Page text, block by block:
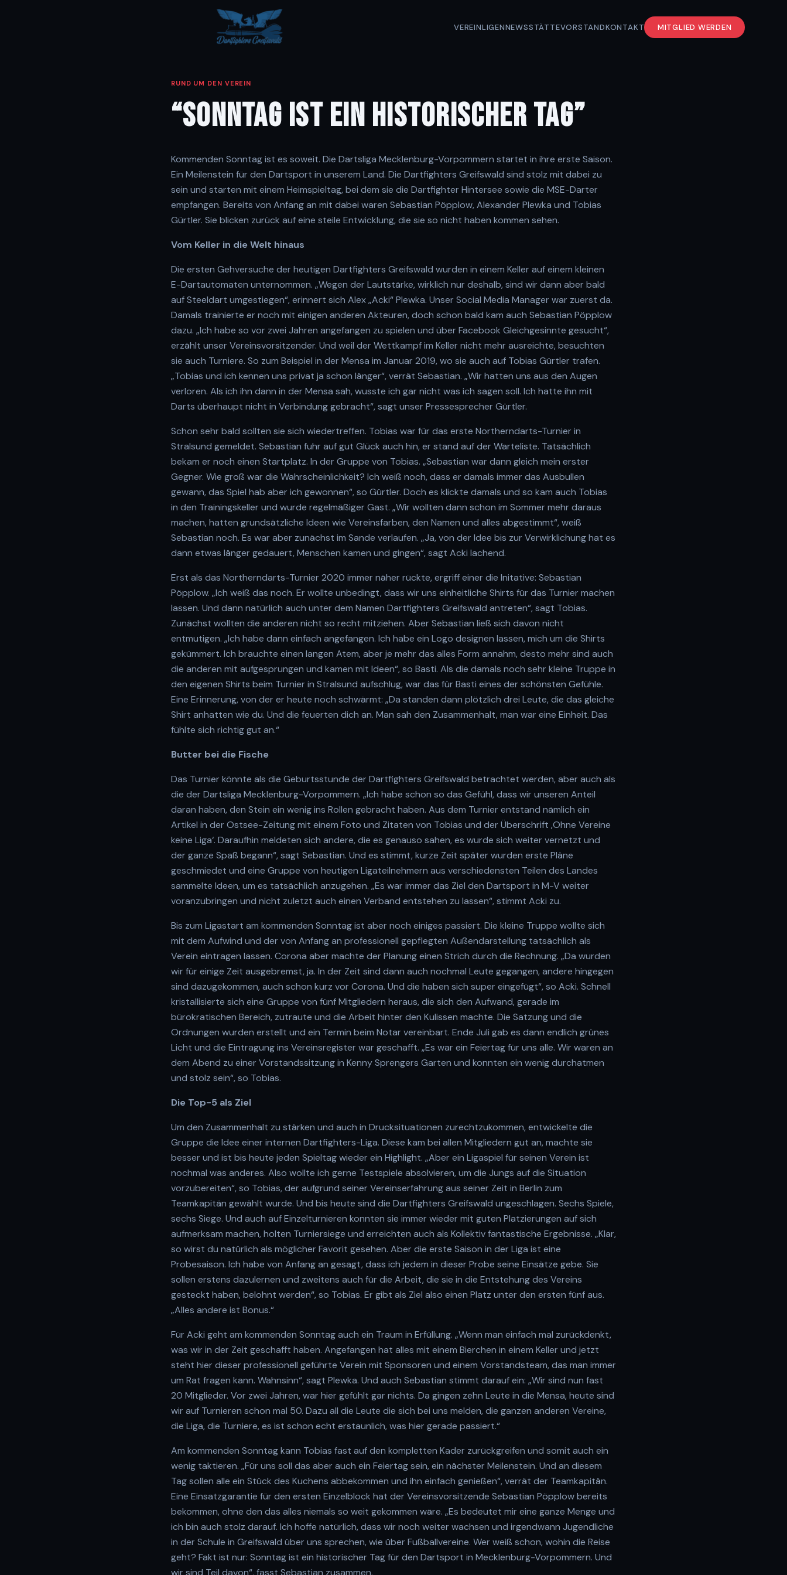
VEREINLIGENNEWSSTÄTTEVORSTANDKONTAKT MITGLIED WERDEN
RUND UM DEN VEREIN
“SONNTAG IST EIN HISTORISCHER TAG”
Kommenden Sonntag ist es soweit. Die Dartsliga Mecklenburg-Vorpommern startet in ihre erste Saison.
Ein Meilenstein für den Dartsport in unserem Land. Die Dartfighters Greifswald sind stolz mit dabei zu
sein und starten mit einem Heimspieltag, bei dem sie die Dartfighter Hintersee sowie die MSE-Darter
empfangen. Bereits von Anfang an mit dabei waren Sebastian Pöpplow, Alexander Plewka und Tobias
Gürtler. Sie blicken zurück auf eine steile Entwicklung, die sie so nicht haben kommen sehen.
Vom Keller in die Welt hinaus
Die ersten Gehversuche der heutigen Dartfighters Greifswald wurden in einem Keller auf einem kleinen
E-Dartautomaten unternommen. „Wegen der Lautstärke, wirklich nur deshalb, sind wir dann aber bald
auf Steeldart umgestiegen“, erinnert sich Alex „Acki“ Plewka. Unser Social Media Manager war zuerst da.
Damals trainierte er noch mit einigen anderen Akteuren, doch schon bald kam auch Sebastian Pöpplow
dazu. „Ich habe so vor zwei Jahren angefangen zu spielen und über Facebook Gleichgesinnte gesucht“,
erzählt unser Vereinsvorsitzender. Und weil der Wettkampf im Keller nicht mehr ausreichte, besuchten
sie auch Turniere. So zum Beispiel in der Mensa im Januar 2019, wo sie auch auf Tobias Gürtler trafen.
„Tobias und ich kennen uns privat ja schon länger“, verrät Sebastian. „Wir hatten uns aus den Augen
verloren. Als ich ihn dann in der Mensa sah, wusste ich gar nicht was ich sagen soll. Ich hatte ihn mit
Darts überhaupt nicht in Verbindung gebracht“, sagt unser Pressesprecher Gürtler.
Schon sehr bald sollten sie sich wiedertreffen. Tobias war für das erste Northerndarts-Turnier in
Stralsund gemeldet. Sebastian fuhr auf gut Glück auch hin, er stand auf der Warteliste. Tatsächlich
bekam er noch einen Startplatz. In der Gruppe von Tobias. „Sebastian war dann gleich mein erster
Gegner. Wie groß war die Wahrscheinlichkeit? Ich weiß noch, dass er damals immer das Ausbullen
gewann, das Spiel hab aber ich gewonnen“, so Gürtler. Doch es klickte damals und so kam auch Tobias
in den Trainingskeller und wurde regelmäßiger Gast. „Wir wollten dann schon im Sommer mehr daraus
machen, hatten grundsätzliche Ideen wie Vereinsfarben, den Namen und alles abgestimmt“, weiß
Sebastian noch. Es war aber zunächst im Sande verlaufen. „Ja, von der Idee bis zur Verwirklichung hat es
dann etwas länger gedauert, Menschen kamen und gingen“, sagt Acki lachend.
Erst als das Northerndarts-Turnier 2020 immer näher rückte, ergriff einer die Initative: Sebastian
Pöpplow. „Ich weiß das noch. Er wollte unbedingt, dass wir uns einheitliche Shirts für das Turnier machen
lassen. Und dann natürlich auch unter dem Namen Dartfighters Greifswald antreten“, sagt Tobias.
Zunächst wollten die anderen nicht so recht mitziehen. Aber Sebastian ließ sich davon nicht
entmutigen. „Ich habe dann einfach angefangen. Ich habe ein Logo designen lassen, mich um die Shirts
gekümmert. Ich brauchte einen langen Atem, aber je mehr das alles Form annahm, desto mehr sind auch
die anderen mit aufgesprungen und kamen mit Ideen“, so Basti. Als die damals noch sehr kleine Truppe in
den eigenen Shirts beim Turnier in Stralsund aufschlug, war das für Basti eines der schönsten Gefühle.
Eine Erinnerung, von der er heute noch schwärmt: „Da standen dann plötzlich drei Leute, die das gleiche
Shirt anhatten wie du. Und die feuerten dich an. Man sah den Zusammenhalt, man war eine Einheit. Das
fühlte sich richtig gut an.“
Butter bei die Fische
Das Turnier könnte als die Geburtsstunde der Dartfighters Greifswald betrachtet werden, aber auch als
die der Dartsliga Mecklenburg-Vorpommern. „Ich habe schon so das Gefühl, dass wir unseren Anteil
daran haben, den Stein ein wenig ins Rollen gebracht haben. Aus dem Turnier entstand nämlich ein
Artikel in der Ostsee-Zeitung mit einem Foto und Zitaten von Tobias und der Überschrift ‚Ohne Vereine
keine Liga‘. Daraufhin meldeten sich andere, die es genauso sahen, es wurde sich weiter vernetzt und
der ganze Spaß begann“, sagt Sebastian. Und es stimmt, kurze Zeit später wurden erste Pläne
geschmiedet und eine Gruppe von heutigen Ligateilnehmern aus verschiedensten Teilen des Landes
sammelte Ideen, um es tatsächlich anzugehen. „Es war immer das Ziel den Dartsport in M-V weiter
voranzubringen und nicht zuletzt auch einen Verband entstehen zu lassen“, stimmt Acki zu.
Bis zum Ligastart am kommenden Sonntag ist aber noch einiges passiert. Die kleine Truppe wollte sich
mit dem Aufwind und der von Anfang an professionell gepflegten Außendarstellung tatsächlich als
Verein eintragen lassen. Corona aber machte der Planung einen Strich durch die Rechnung. „Da wurden
wir für einige Zeit ausgebremst, ja. In der Zeit sind dann auch nochmal Leute gegangen, andere hingegen
sind dazugekommen, auch schon kurz vor Corona. Und die haben sich super eingefügt“, so Acki. Schnell
kristallisierte sich eine Gruppe von fünf Mitgliedern heraus, die sich den Aufwand, gerade im
bürokratischen Bereich, zutraute und die Arbeit hinter den Kulissen machte. Die Satzung und die
Ordnungen wurden erstellt und ein Termin beim Notar vereinbart. Ende Juli gab es dann endlich grünes
Licht und die Eintragung ins Vereinsregister war geschafft. „Es war ein Feiertag für uns alle. Wir waren an
dem Abend zu einer Vorstandssitzung in Kenny Sprengers Garten und konnten ein wenig durchatmen
und stolz sein“, so Tobias.
Die Top-5 als Ziel
Um den Zusammenhalt zu stärken und auch in Drucksituationen zurechtzukommen, entwickelte die
Gruppe die Idee einer internen Dartfighters-Liga. Diese kam bei allen Mitgliedern gut an, machte sie
besser und ist bis heute jeden Spieltag wieder ein Highlight. „Aber ein Ligaspiel für seinen Verein ist
nochmal was anderes. Also wollte ich gerne Testspiele absolvieren, um die Jungs auf die Situation
vorzubereiten“, so Tobias, der aufgrund seiner Vereinserfahrung aus seiner Zeit in Berlin zum
Teamkapitän gewählt wurde. Und bis heute sind die Dartfighters Greifswald ungeschlagen. Sechs Spiele,
sechs Siege. Und auch auf Einzelturnieren konnten sie immer wieder mit guten Platzierungen auf sich
aufmerksam machen, holten Turniersiege und erreichten auch als Kollektiv fantastische Ergebnisse. „Klar,
so wirst du natürlich als möglicher Favorit gesehen. Aber die erste Saison in der Liga ist eine
Probesaison. Ich habe von Anfang an gesagt, dass ich jedem in dieser Probe seine Einsätze gebe. Sie
sollen erstens dazulernen und zweitens auch für die Arbeit, die sie in die Entstehung des Vereins
gesteckt haben, belohnt werden“, so Tobias. Er gibt als Ziel also einen Platz unter den ersten fünf aus.
„Alles andere ist Bonus.“
Für Acki geht am kommenden Sonntag auch ein Traum in Erfüllung. „Wenn man einfach mal zurückdenkt,
was wir in der Zeit geschafft haben. Angefangen hat alles mit einem Bierchen in einem Keller und jetzt
steht hier dieser professionell geführte Verein mit Sponsoren und einem Vorstandsteam, das man immer
um Rat fragen kann. Wahnsinn“, sagt Plewka. Und auch Sebastian stimmt darauf ein: „Wir sind nun fast
20 Mitglieder. Vor zwei Jahren, war hier gefühlt gar nichts. Da gingen zehn Leute in die Mensa, heute sind
wir auf Turnieren schon mal 50. Dazu all die Leute die sich bei uns melden, die ganzen anderen Vereine,
die Liga, die Turniere, es ist schon echt erstaunlich, was hier gerade passiert.“
Am kommenden Sonntag kann Tobias fast auf den kompletten Kader zurückgreifen und somit auch ein
wenig taktieren. „Für uns soll das aber auch ein Feiertag sein, ein nächster Meilenstein. Und an diesem
Tag sollen alle ein Stück des Kuchens abbekommen und ihn einfach genießen“, verrät der Teamkapitän.
Eine Einsatzgarantie für den ersten Einzelblock hat der Vereinsvorsitzende Sebastian Pöpplow bereits
bekommen, ohne den das alles niemals so weit gekommen wäre. „Es bedeutet mir eine ganze Menge und
ich bin auch stolz darauf. Ich hoffe natürlich, dass wir noch weiter wachsen und irgendwann Jugendliche
in der Schule in Greifswald über uns sprechen, wie über Fußballvereine. Wer weiß schon, wohin die Reise
geht? Fakt ist nur: Sonntag ist ein historischer Tag für den Dartsport in Mecklenburg-Vorpommern. Und
wir sind Teil davon“, fasst Sebastian zusammen.